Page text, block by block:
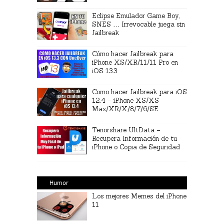
Eclipse Emulador Game Boy,
SNES … Irrevocable juega sin
Jailbreak
Cómo hacer Jailbreak para
iPhone XS/XR/11/11 Pro en
iOS 13.3
Como hacer Jailbreak para iOS
12.4 – iPhone XS/XS
Max/XR/X/8/7/6/SE
Tenorshare UltData –
Recupera Información de tu
iPhone o Copia de Seguridad
Humor
Los mejores Memes del iPhone
11